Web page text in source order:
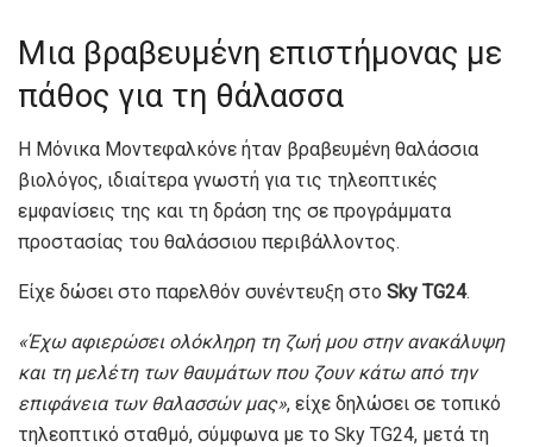
Μια βραβευμένη επιστήμονας με
πάθος για τη θάλασσα
Η Μόνικα Μοντεφαλκόνε ήταν βραβευμένη θαλάσσια
βιολόγος, ιδιαίτερα γνωστή για τις τηλεοπτικές
εμφανίσεις της και τη δράση της σε προγράμματα
προστασίας του θαλάσσιου περιβάλλοντος.
Είχε δώσει στο παρελθόν συνέντευξη στο Sky TG24.
«Έχω αφιερώσει ολόκληρη τη ζωή μου στην ανακάλυψη
και τη μελέτη των θαυμάτων που ζουν κάτω από την
επιφάνεια των θαλασσών μας», είχε δηλώσει σε τοπικό
τηλεοπτικό σταθμό, σύμφωνα με το Sky TG24, μετά τη